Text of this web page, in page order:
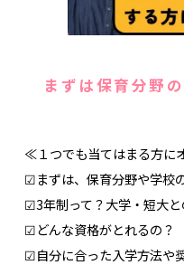
まずは保育分野
≪１つでも当てはまる方に
☑まずは、保育分野や学校
☑3年制って？大学・短大
☑どんな資格がとれるの？
☑自分に合った入学方法や